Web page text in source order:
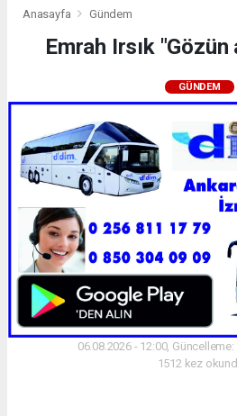
Anasayfa Gündem
Emrah Irsık "Gözün
GÜNDEM
06.08.2026 - 12:00,
1512 kez